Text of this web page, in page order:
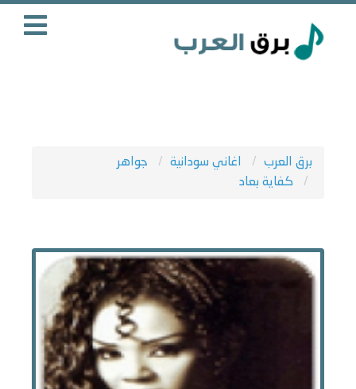
برق العرب اغاني سودانية
جواهر
كفاية بعاد